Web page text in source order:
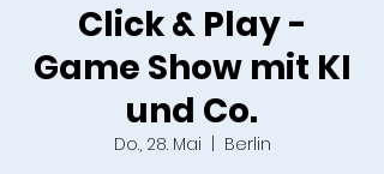
Click & Play -
Game Show mit KI
und Co.
Do., 28. Mai
Berlin